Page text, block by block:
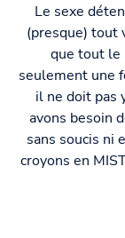
Le sexe
(presque) tout
que tout le
seulement une
il ne doit pas
avons besoin
sans soucis ni
croyons en